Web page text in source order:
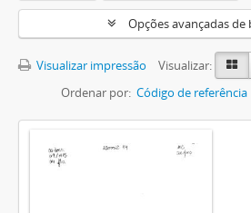
Opções avançadas de
Visualizar impressão
Visualizar:
Ordenar por: Código de referência